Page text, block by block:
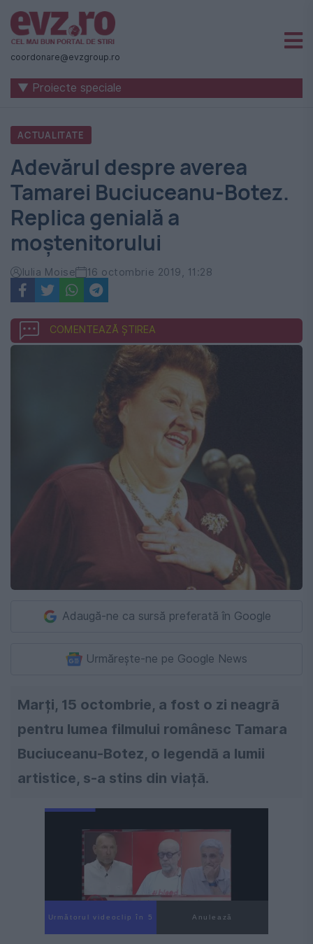
Știri
naționale
internaționale
România
-
Evenimentul
Zilei
coordonare@evzgroup.ro
▼ Proiecte speciale
ACTUALITATE
Adevărul despre averea
Tamarei Buciuceanu-Botez.
Replica genială a
moștenitorului
Iulia Moise 16 octombrie 2019, 11:28
COMENTEAZĂ ȘTIREA
Adaugă-ne ca sursă preferată în Google
Urmărește-ne pe Google News
Marți, 15 octombrie, a fost o zi neagră
pentru lumea filmului românesc Tamara
Buciuceanu-Botez, o legendă a lumii
artistice, s-a stins din viață.
Următorul videoclip în 4 Anulează